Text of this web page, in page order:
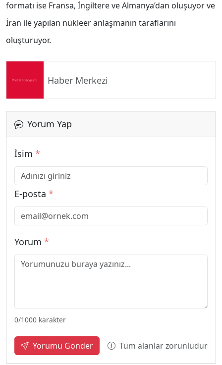
formatı ise Fransa, İngiltere ve Almanya’dan oluşuyor ve
İran ile yapılan nükleer anlaşmanın taraflarını
oluşturuyor.
Haber Merkezi
Yorum Yap
İsim *
E-posta *
Yorum *
0/1000 karakter
Yorumu Gönder Tüm alanlar zorunludur